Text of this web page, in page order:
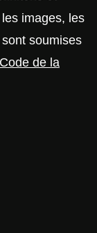
images, les
soumises
Code de la